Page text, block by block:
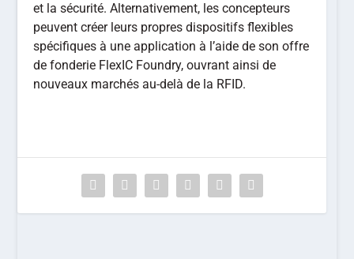
et la sécurité. Alternativement, les concepteurs
peuvent créer leurs propres dispositifs flexibles
spécifiques à une application à l’aide de son offre
de fonderie FlexIC Foundry, ouvrant ainsi de
nouveaux marchés au-delà de la RFID.